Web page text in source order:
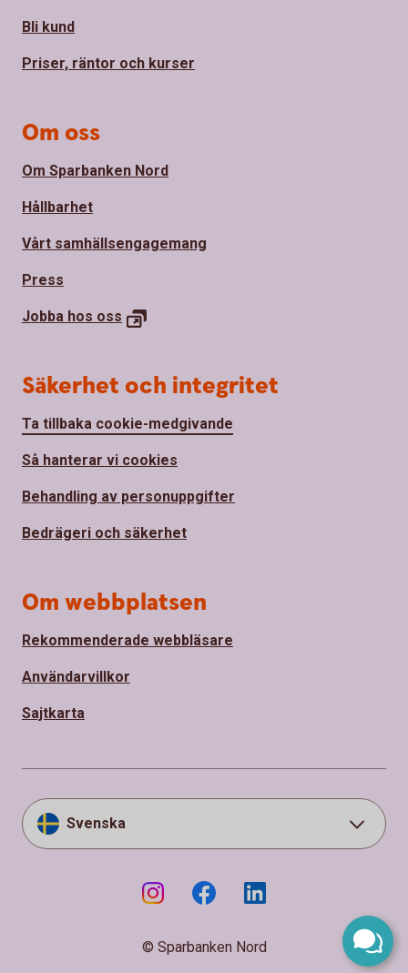
Bli kund
Priser, räntor och kurser
Om oss
Om Sparbanken Nord
Hållbarhet
Vårt samhällsengagemang
Press
Jobba hos oss
Säkerhet och integritet
Ta tillbaka cookie-medgivande
Så hanterar vi cookies
Behandling av personuppgifter
Bedrägeri och säkerhet
Om webbplatsen
Rekommenderade webbläsare
Användarvillkor
Sajtkarta
Svenska
© Sparbanken Nord